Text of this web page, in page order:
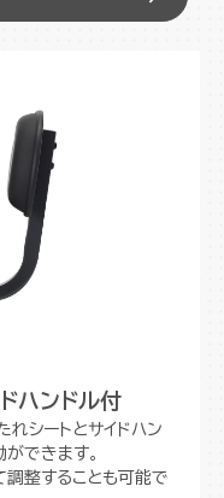
ハンドル付
シートとサイドハン
できます。
調整することも可能で